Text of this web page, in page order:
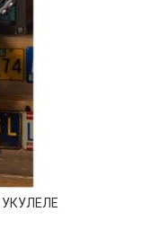
- УКУЛЕЛЕ